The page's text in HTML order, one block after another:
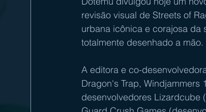
revisão visual de Streets of
urbana icônica e corajosa da
totalmente desenhado a mão.
A editora e co-
Dragon's Trap,
desenvolvedores Lizardcube